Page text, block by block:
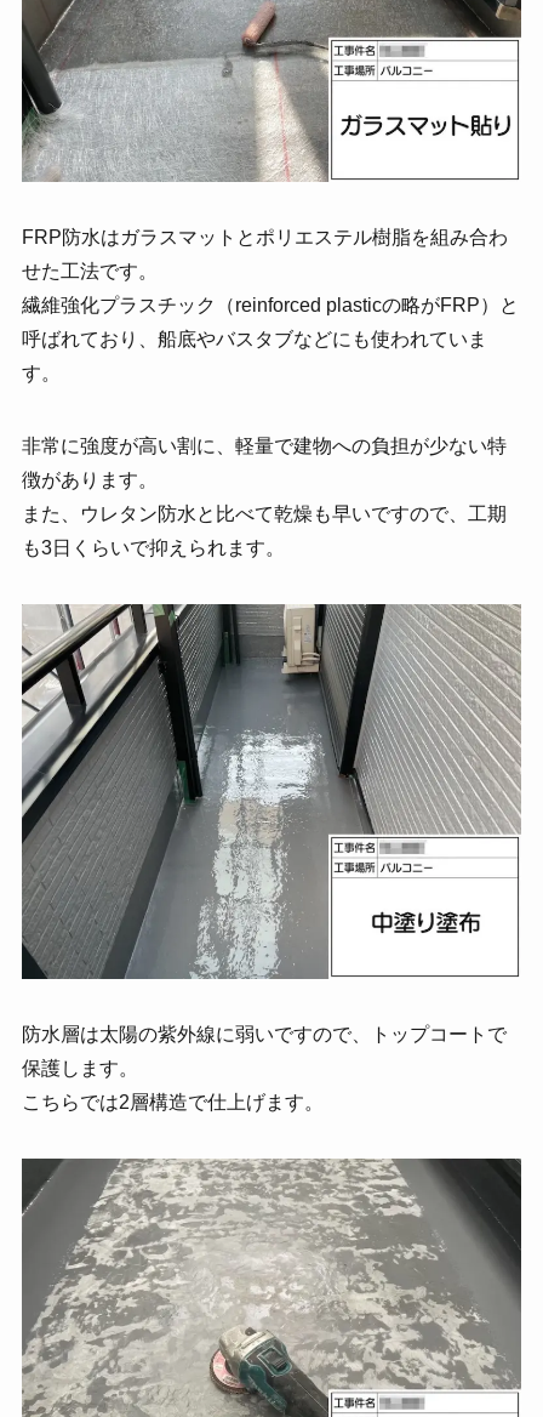
FRP防水はガラスマットとポリエステル樹脂を組み合わ
せた工法です。
繊維強化プラスチック（reinforced plasticの略がFRP）と
呼ばれており、船底やバスタブなどにも使われていま
す。
非常に強度が高い割に、軽量で建物への負担が少ない特
徴があります。
また、ウレタン防水と比べて乾燥も早いですので、工期
も3日くらいで抑えられます。
防水層は太陽の紫外線に弱いですので、トップコートで
保護します。
こちらでは2層構造で仕上げます。